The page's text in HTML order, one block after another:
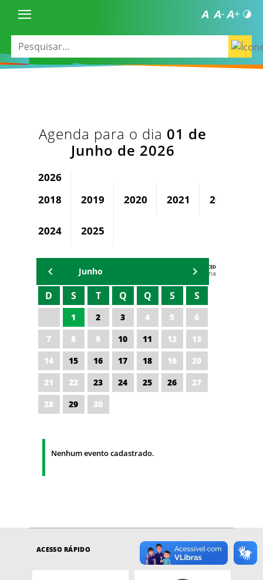
Agenda para o dia 01 de
Junho de 2026
2026
2018
2019 2020 2021 2022
2024 2025
AGENDA DA CODED/CED
Vagna Lima
Junho
D S T Q Q S S
1 2 3 4 5
6
7
8 9 10 11 12
13
14
15 16 17 18 19
20
21
22 23 24 25 26
27
28
29 30
Nenhum evento cadastrado.
ACESSO RÁPIDO